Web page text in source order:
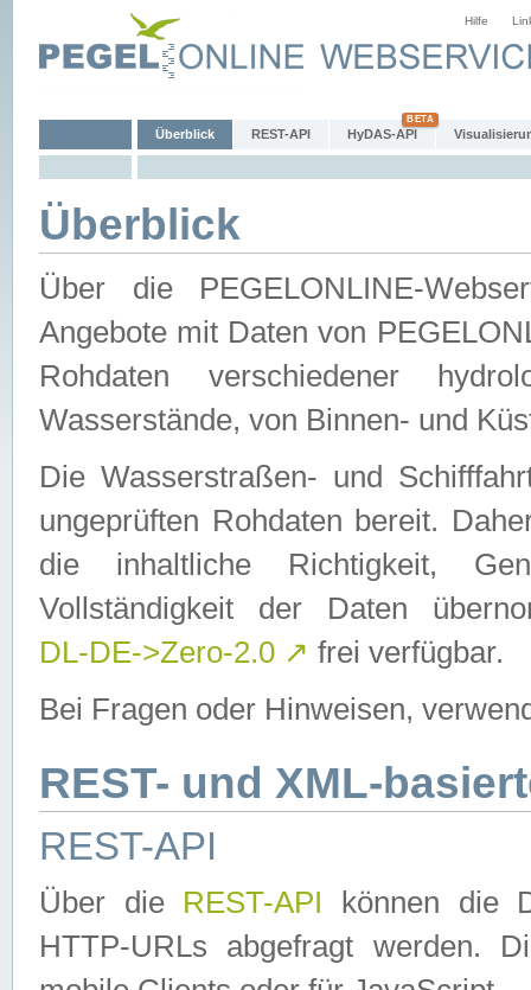
Hilfe
Überblick REST-API HyDAS-API
Überblick
Über die PEGELONLINE-
Angebote mit Daten von
Rohdaten verschiedener
Wasserstände, von Binnen- und
Die Wasserstraßen- und
ungeprüften Rohdaten bereit.
die inhaltliche Richtigkeit,
Vollständigkeit der Daten
DL-DE->Zero-2.0 ↗ frei verfügbar.
Bei Fragen oder Hinweisen,
REST- und XML-
REST-API
Über die REST-API können die
HTTP-URLs abgefragt werden.